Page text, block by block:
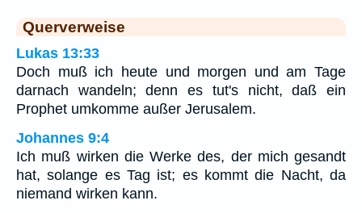
Querverweise
Lukas 13:33
Doch muß ich heute und morgen und am Tage
darnach wandeln; denn es tut's nicht, daß ein
Prophet umkomme außer Jerusalem.
Johannes 9:4
Ich muß wirken die Werke des, der mich gesandt
hat, solange es Tag ist; es kommt die Nacht, da
niemand wirken kann.